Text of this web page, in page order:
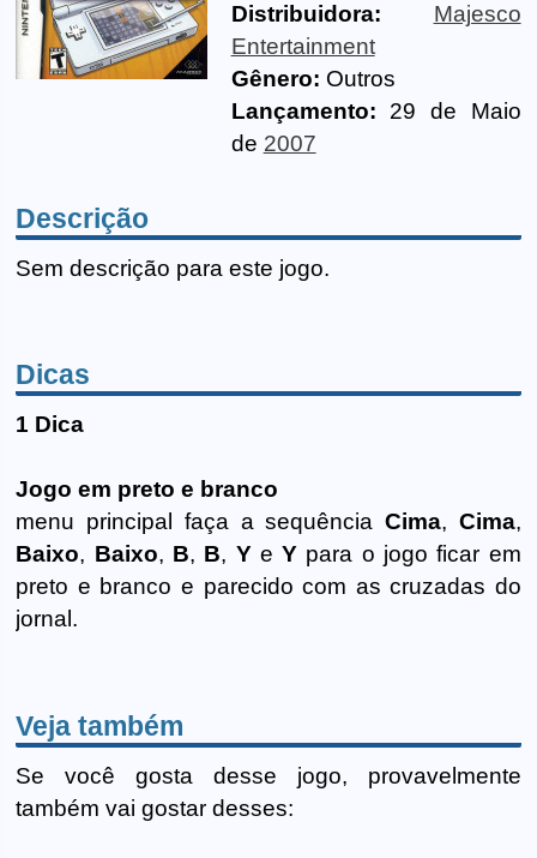
Distribuidora:
Majesco
Entertainment
Gênero: Outros
Lançamento: 29 de Maio
de 2007
Descrição
Sem descrição para este jogo.
Dicas
1 Dica
Jogo em preto e branco
menu principal faça a sequência Cima, Cima,
Baixo, Baixo, B, B, YeY para o jogo ficar em
preto e branco e parecido com as cruzadas do
jornal.
Veja também
Se você gosta desse jogo, provavelmente
também vai gostar desses: